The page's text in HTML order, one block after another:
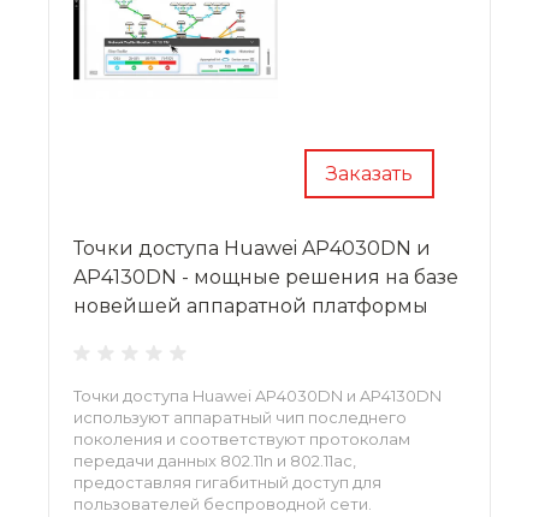
Заказать
Точки доступа Huawei AP4030DN и
AP4130DN - мощные решения на базе
новейшей аппаратной платформы
Точки доступа Huawei AP4030DN и AP4130DN
используют аппаратный чип последнего
поколения и соответствуют протоколам
передачи данных 802.11n и 802.11ac,
предоставляя гигабитный доступ для
пользователей беспроводной сети.